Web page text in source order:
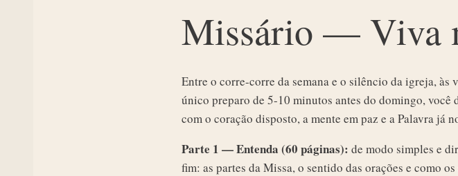
Missário — Viva
Entre o corre-corre da semana e o silêncio da igreja, às
único preparo de 5-10 minutos antes do domingo,
com o coração disposto, a mente em paz e a Palavra já
Parte 1 — Entenda (60 páginas): de modo simples e
fim: as partes da Missa, o sentido das orações e como